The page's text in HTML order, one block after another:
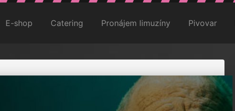
E-shop Catering Pronájem limuzíny Pivovar